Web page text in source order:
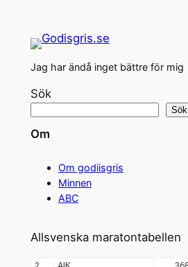
Jag har ändå inget bättre för mig
Sök
Sök
Om
Om godiisgris
Minnen
ABC
Allsvenska maratontabellen